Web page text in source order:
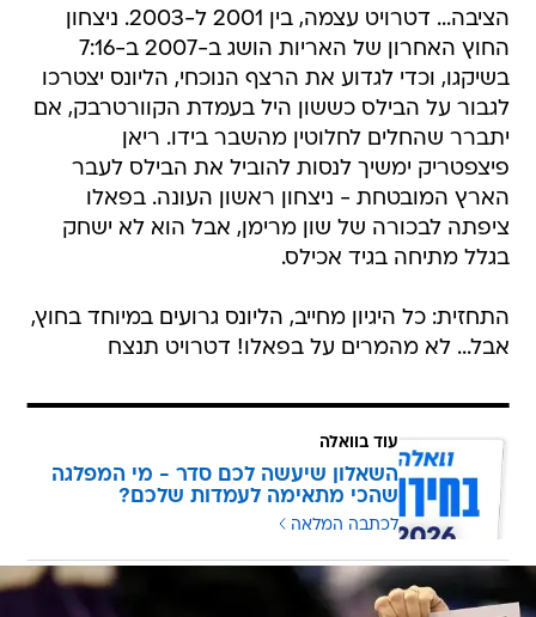
הציבה... דטרויט עצמה, בין 2001 ל-2003. ניצחון
החוץ האחרון של האריות הושג ב-2007 ב-7:16
בשיקגו, וכדי לגדוע את הרצף הנוכחי, הליונס יצטרכו
לגבור על הבילס כששון היל בעמדת הקוורטרבק, אם
יתברר שהחלים לחלוטין מהשבר בידו. ריאן
פיצפטריק ימשיך לנסות להוביל את הבילס לעבר
הארץ המובטחת - ניצחון ראשון העונה. בפאלו
ציפתה לבכורה של שון מרימן, אבל הוא לא ישחק
בגלל מתיחה בגיד אכילס.
התחזית: כל היגיון מחייב, הליונס גרועים במיוחד בחוץ,
אבל... לא מהמרים על בפאלו! דטרויט תנצח
עוד בוואלה
השאלון שיעשה לכם סדר - מי המפלגה
שהכי מתאימה לעמדות שלכם?
לכתבה המלאה